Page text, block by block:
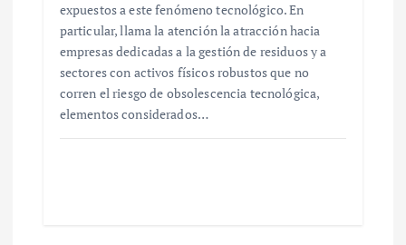
expuestos a este fenómeno tecnológico. En
particular, llama la atención la atracción hacia
empresas dedicadas a la gestión de residuos y a
sectores con activos físicos robustos que no
corren el riesgo de obsolescencia tecnológica,
elementos considerados…